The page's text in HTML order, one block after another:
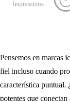
Pensemos en marcas
fiel incluso cuando
característica puntual.
potentes que